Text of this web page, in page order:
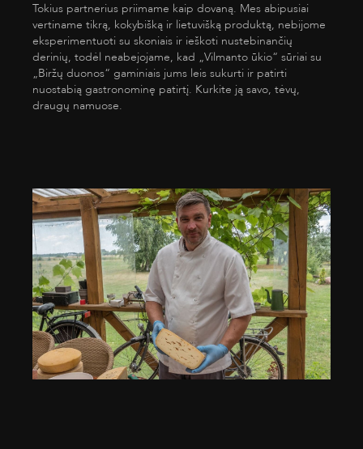
Tokius partnerius priimame kaip dovaną. Mes abipusiai
vertiname tikrą, kokybišką ir lietuvišką produktą, nebijome
eksperimentuoti su skoniais ir ieškoti nustebinančių
derinių, todėl neabejojame, kad „Vilmanto ūkio“ sūriai su
„Biržų duonos“ gaminiais jums leis sukurti ir patirti
nuostabią gastronominę patirtį. Kurkite ją savo, tėvų,
draugų namuose.